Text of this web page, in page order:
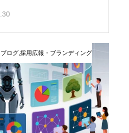
ログ 採用広報・ブランディング